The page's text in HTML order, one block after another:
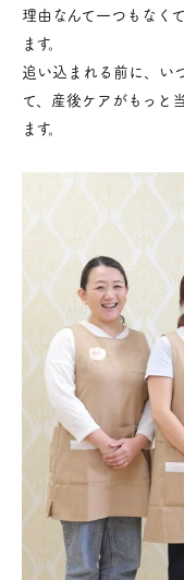
理由なんて一つもなく
ます。
追い込まれる前に、い
て、産後ケアがもっと
ます。